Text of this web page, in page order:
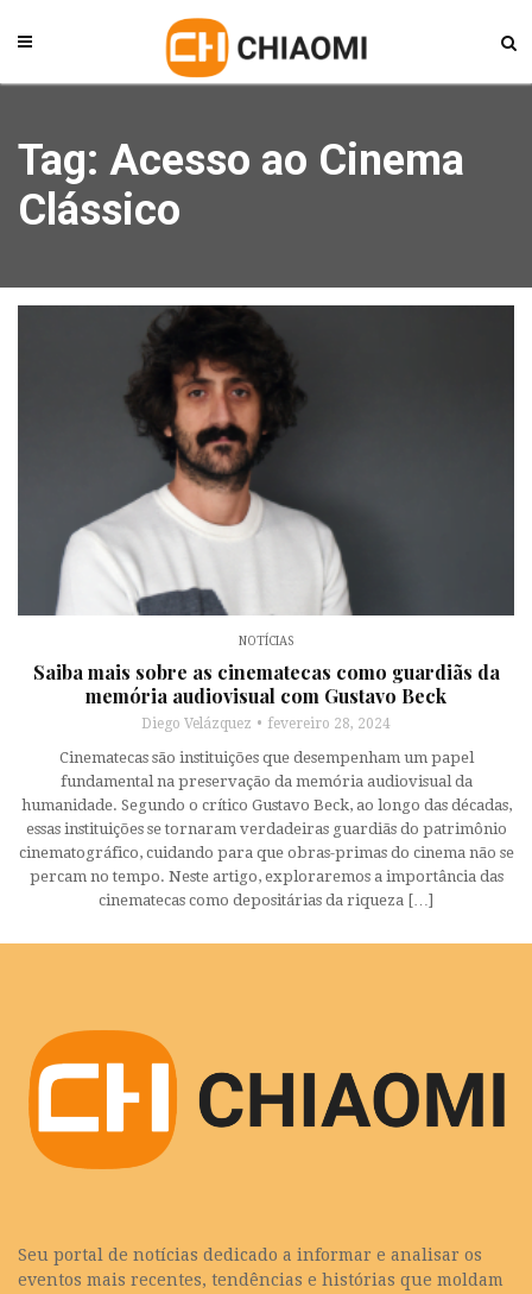
Tag: Acesso ao Cinema
Clássico
NOTÍCIAS
Saiba mais sobre as cinematecas como guardiãs da
memória audiovisual com Gustavo Beck
Diego Velázquez fevereiro 28, 2024
Cinematecas são instituições que desempenham um papel
fundamental na preservação da memória audiovisual da
humanidade. Segundo o crítico Gustavo Beck, ao longo das décadas,
essas instituições se tornaram verdadeiras guardiãs do patrimônio
cinematográfico, cuidando para que obras-primas do cinema não se
percam no tempo. Neste artigo, exploraremos a importância das
cinematecas como depositárias da riqueza […]
Seu portal de notícias dedicado a informar e analisar os
eventos mais recentes, tendências e histórias que moldam